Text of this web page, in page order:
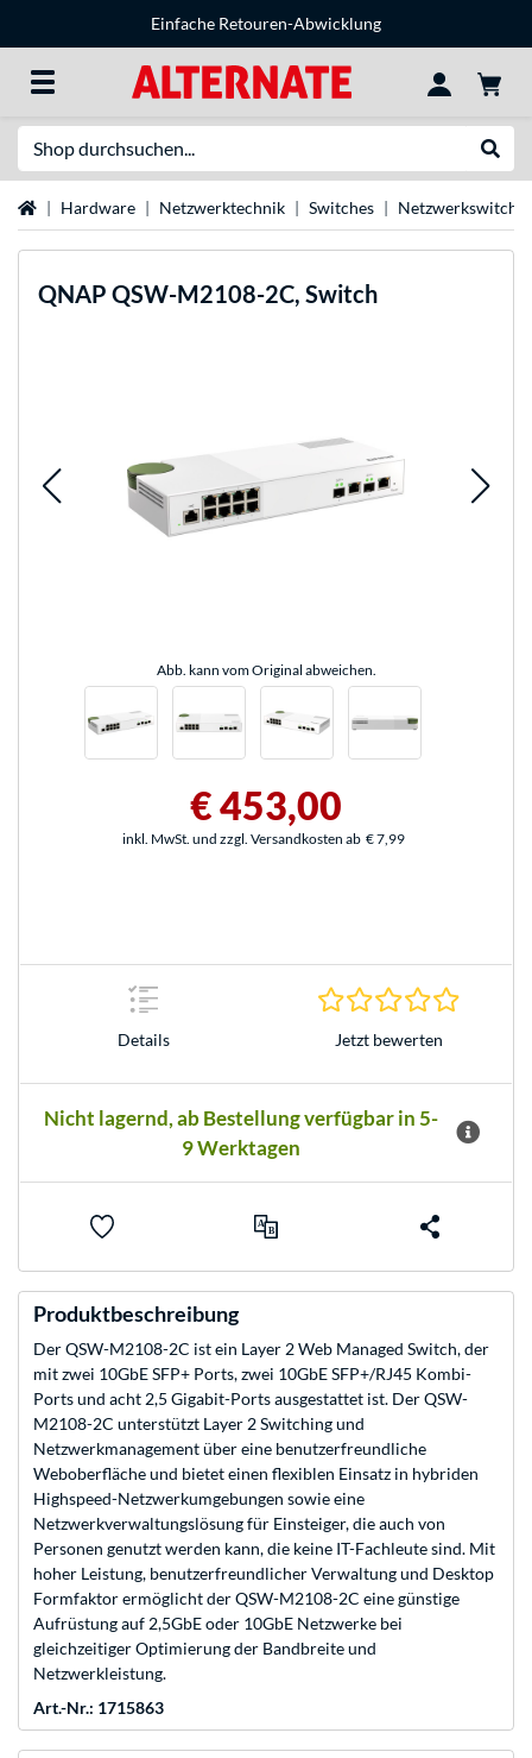
Einfache Retouren-Abwicklung
StartseiteHardware Netzwerktechnik Switches Netzwerkswitches
QNAP QSW-M2108-2C, Switch
Abb. kann vom Original abweichen.
€ 453,00
inkl. MwSt. und zzgl. Versandkosten ab € 7,99
Details Jetzt bewerten
Nicht lagernd, ab Bestellung verfügbar in 5-
9 Werktagen
Produktbeschreibung
Der QSW-M2108-2C ist ein Layer 2 Web Managed Switch, der
mit zwei 10GbE SFP+ Ports, zwei 10GbE SFP+/RJ45 Kombi-
Ports und acht 2,5 Gigabit-Ports ausgestattet ist. Der QSW-
M2108-2C unterstützt Layer 2 Switching und
Netzwerkmanagement über eine benutzerfreundliche
Weboberfläche und bietet einen flexiblen Einsatz in hybriden
Highspeed-Netzwerkumgebungen sowie eine
Netzwerkverwaltungslösung für Einsteiger, die auch von
Personen genutzt werden kann, die keine IT-Fachleute sind. Mit
hoher Leistung, benutzerfreundlicher Verwaltung und Desktop
Formfaktor ermöglicht der QSW-M2108-2C eine günstige
Aufrüstung auf 2,5GbE oder 10GbE Netzwerke bei
gleichzeitiger Optimierung der Bandbreite und
Netzwerkleistung.
Art.-Nr.: 1715863